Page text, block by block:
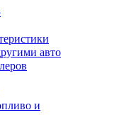
авто
и